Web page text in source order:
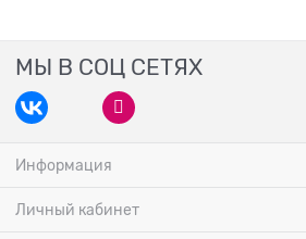
МЫ В СОЦ СЕТЯХ
Информация
Личный кабинет